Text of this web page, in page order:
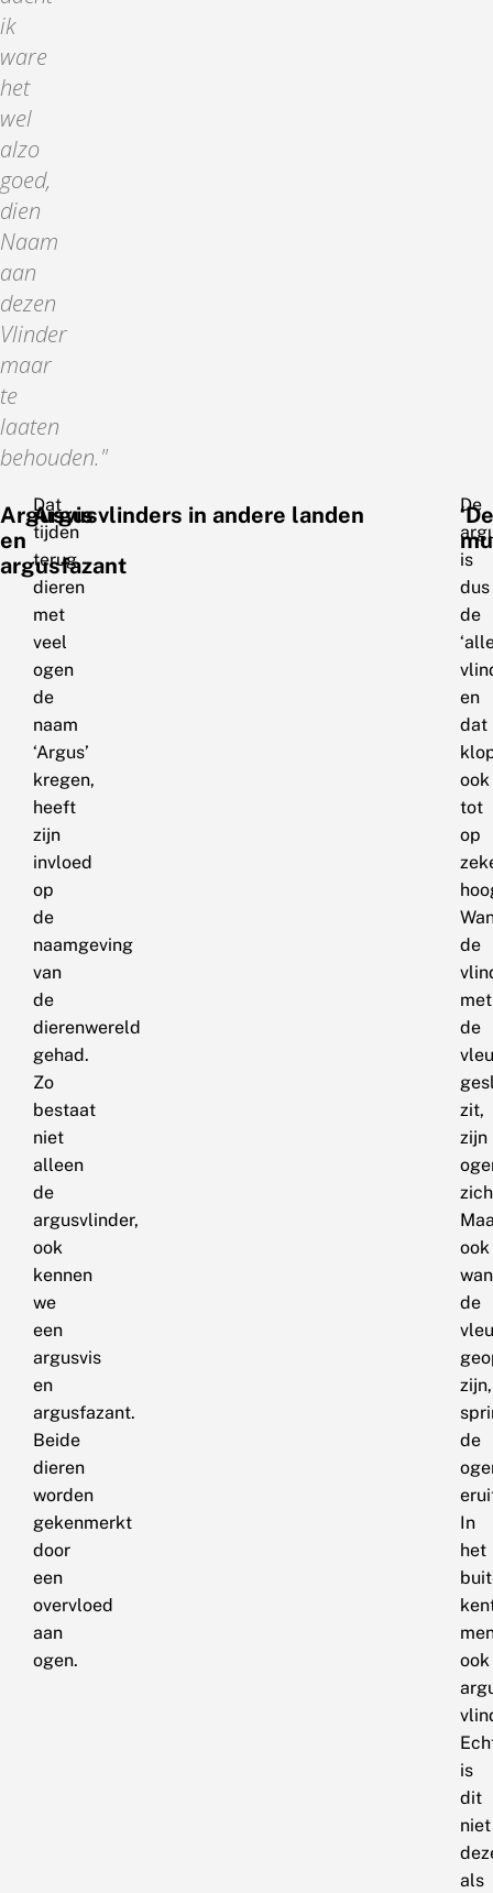
ik
ware
het
wel
alzo
goed,
dien
Naam
aan
dezen
Vlinder
maar
te
laaten
behouden.
Argusvis
en
argusfazant
Dat
tijden
terug
dieren
met
veel
ogen
de
naam
‘Argus’
kregen,
heeft
zijn
invloed
op
de
naamgeving
van
de
dierenwereld
gehad.
Zo
bestaat
niet
alleen
de
argusvlinder,
ook
kennen
we
een
argusvis
en
argusfazant.
Beide
dieren
worden
gekenmerkt
door
een
overvloed
aan
ogen.
Argusvlinders in andere landen
De
is
dus
de
en
dat
ook
tot
op
de
met
de
zit,
zijn
ook
de
zijn,
de
In
het
ook
is
dit
niet
als
‘De